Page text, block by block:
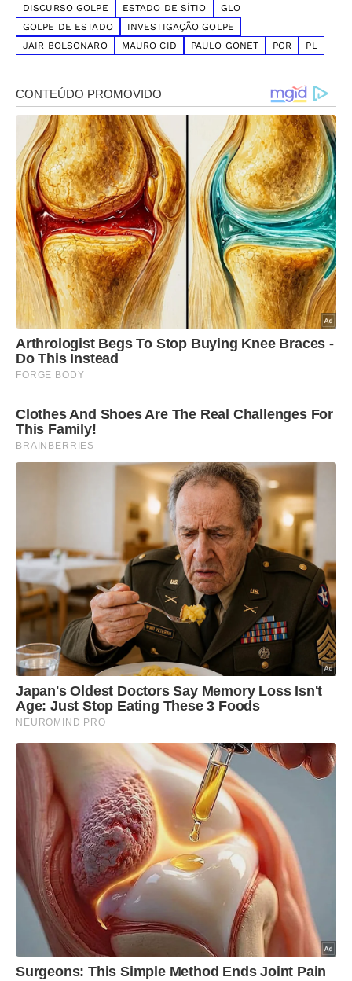
DISCURSO GOLPE ESTADO DE SÍTIO
GLO
GOLPE DE ESTADO
INVESTIGAÇÃO GOLPE
JAIR BOLSONARO
MAURO CID PAULO GONET PGR PL